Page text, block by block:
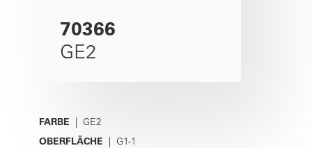
70366
GE2
FARBE | GE2
OBERFLÄCHE | G1-1